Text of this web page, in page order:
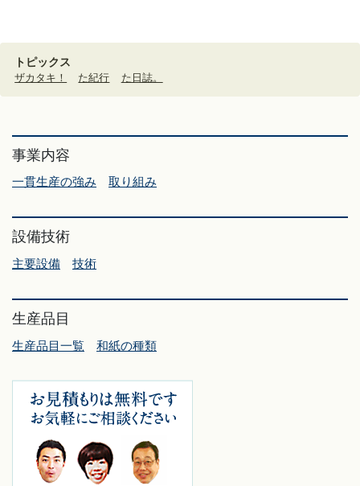
トピックス
ザカタキ！ た紀行 た日誌。
事業内容
一貫生産の強み 取り組み
設備技術
主要設備 技術
生産品目
生産品目一覧 和紙の種類